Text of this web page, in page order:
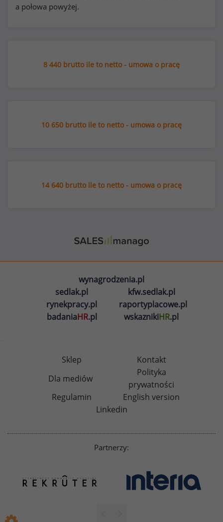
a połowa powyżej.
8 440 brutto ile to netto - umowa o pracę
10 650 brutto ile to netto - umowa o pracę
14 640 brutto ile to netto - umowa o pracę
wynagrodzenia.pl
sedlak.pl
kfw.sedlak.pl
rynekpracy.pl
raportyplacowe.pl
badaniaHR.pl wskaznikiHR.pl
Sklep
Kontakt
Dla mediów
Polityka
prywatności
Regulamin
English version
Linkedin
Partnerzy: